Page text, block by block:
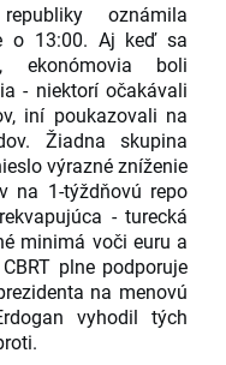
oznámila
o 13:00. Aj keď sa
ekonómovia boli
- niektorí očakávali
iní poukazovali na
Žiadna skupina
výrazné zníženie
na 1-týždňovú repo
- turecká
minimá voči euru a
plne podporuje
na menovú
vyhodil tých